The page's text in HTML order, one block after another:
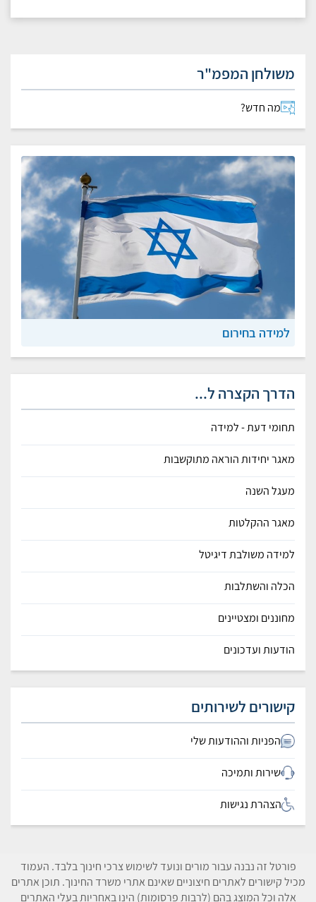
משולחן המפמ"ר
מה חדש?
למידה בחירום
הדרך הקצרה ל...
תחומי דעת - למידה
מאגר יחידות הוראה מתוקשבות
מעגל השנה
מאגר ההקלטות
למידה משולבת דיגיטל
הכלה והשתלבות
מחוננים ומצטיינים
הודעות ועדכונים
קישורים לשירותים
הפניות וההודעות שלי
שירות ותמיכה
הצהרת נגישות
פורטל זה נבנה עבור מורים ונועד לשימוש צרכי חינוך בלבד. העמוד
מכיל קישורים לאתרים חיצוניים שאינם אתרי משרד החינוך. תוכן אתרים
אלה וכל המוצג בהם (לרבות פרסומות) הינו באחריות בעלי האתרים